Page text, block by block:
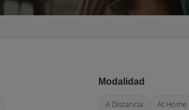
Modalidad
A Distancia At Home